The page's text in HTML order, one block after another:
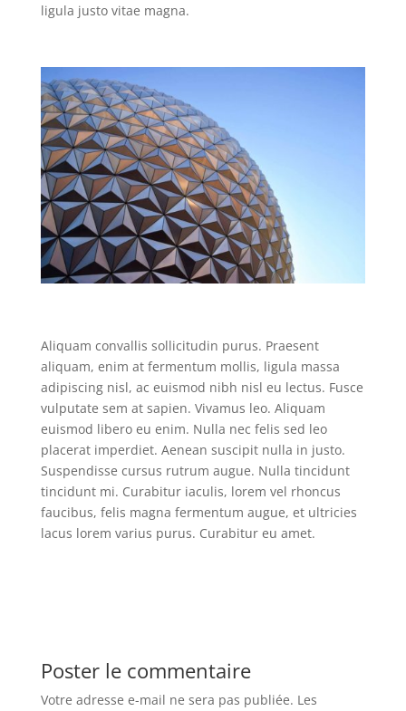
ligula justo vitae magna.
Aliquam convallis sollicitudin purus. Praesent
aliquam, enim at fermentum mollis, ligula massa
adipiscing nisl, ac euismod nibh nisl eu lectus. Fusce
vulputate sem at sapien. Vivamus leo. Aliquam
euismod libero eu enim. Nulla nec felis sed leo
placerat imperdiet. Aenean suscipit nulla in justo.
Suspendisse cursus rutrum augue. Nulla tincidunt
tincidunt mi. Curabitur iaculis, lorem vel rhoncus
faucibus, felis magna fermentum augue, et ultricies
lacus lorem varius purus. Curabitur eu amet.
Poster le commentaire
Votre adresse e-mail ne sera pas publiée. Les